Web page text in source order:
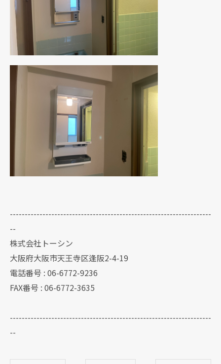
--------------------------------------------------------------------
--
株式会社トーシン
大阪府大阪市天王寺区逢阪2-4-19
電話番号 : 06-6772-9236
FAX番号 : 06-6772-3635
--------------------------------------------------------------------
--